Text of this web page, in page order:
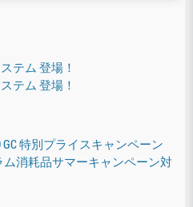
テム 登場！
テム 登場！
GC 特別プライスキャンペーン
ム消耗品サマーキャンペーン対